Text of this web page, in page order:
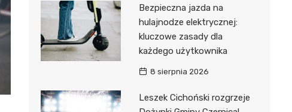
Bezpieczna jazda na
hulajnodze elektrycznej:
kluczowe zasady dla
każdego użytkownika
8 sierpnia 2026
Leszek Cichoński rozgrzeje